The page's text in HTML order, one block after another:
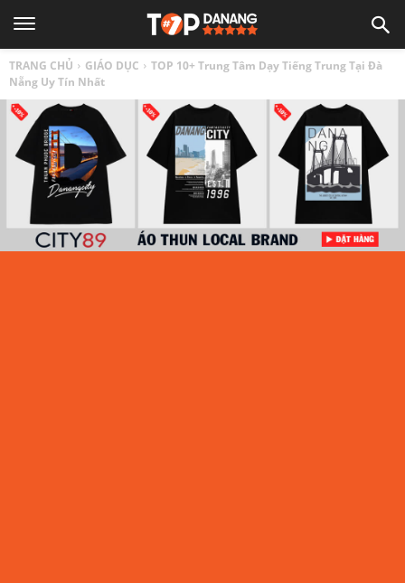
1
ĐÀ
NẴNG
|
TRANG CHỦ GIÁO DỤC
TOP 10+ Trung Tâm Dạy Tiếng Trung Tại Đà
Nẵng Uy Tín Nhất